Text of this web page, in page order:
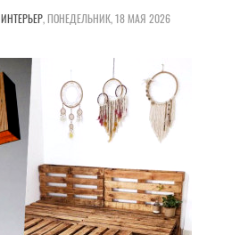
ИНТЕРЬЕР,ПОНЕДЕЛЬНИК, 18 МАЯ 2026